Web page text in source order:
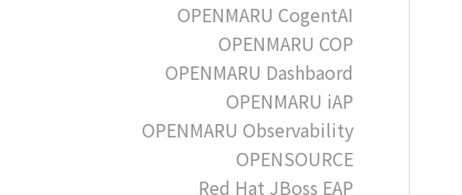
OPENMARU CogentAI
OPENMARU COP
OPENMARU Dashbaord
OPENMARU iAP
OPENMARU Observability
OPENSOURCE
Red Hat JBoss EAP